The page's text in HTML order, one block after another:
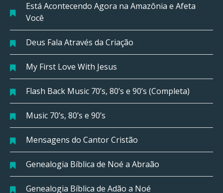
Está Acontecendo Agora na Amazônia e Afeta
Você
Deus Fala Através da Criação
My First Love With Jesus
Flash Back Music 70’s, 80’s e 90’s (Completa)
Music 70’s, 80’s e 90’s
Mensagens do Cantor Cristão
Genealogia Bíblica de Noé a Abraão
Genealogia Bíblica de Adão a Noé